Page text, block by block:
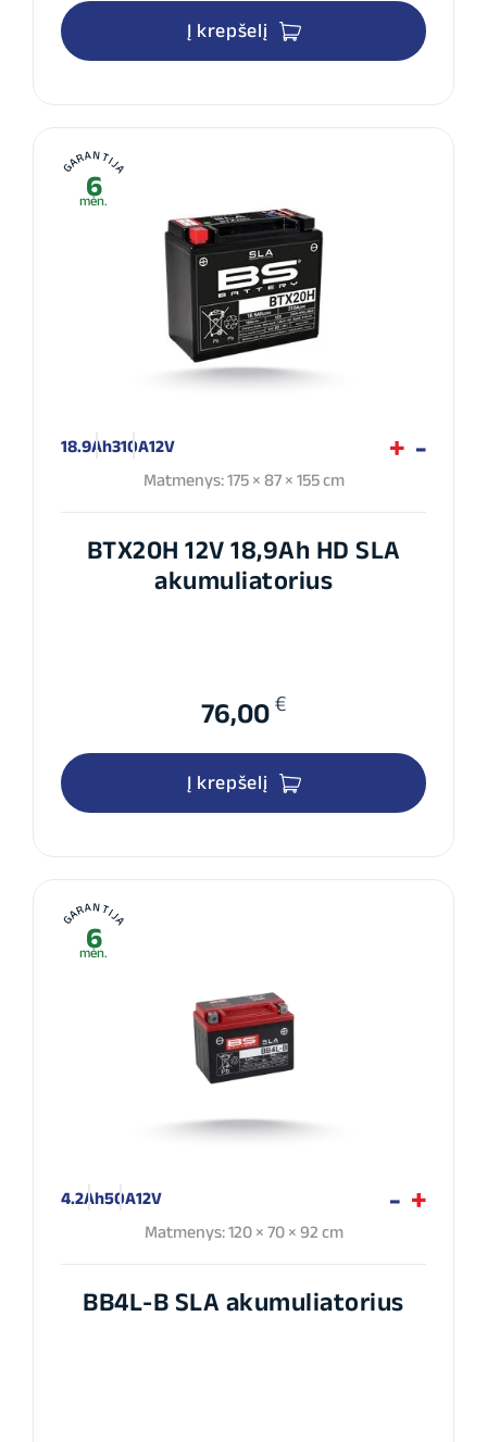
Į krepšelį
GARANTIJA
6
mėn.
18.9Ah310A12V
Matmenys: 175 × 87 × 155 cm
BTX20H 12V 18,9Ah HD SLA
akumuliatorius
76,00 €
Į krepšelį
GARANTIJA
6
mėn.
4.2Ah50A12V
Matmenys: 120 × 70 × 92 cm
BB4L-B SLA akumuliatorius